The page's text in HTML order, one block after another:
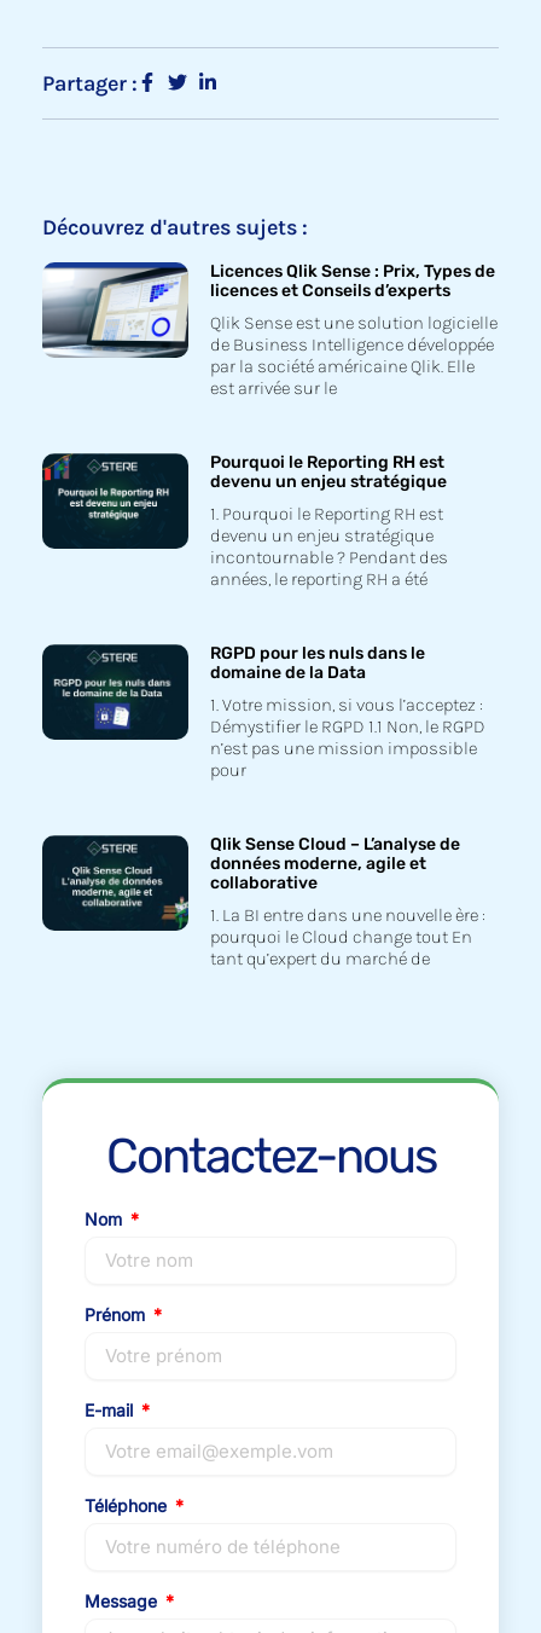
Partager :
Découvrez d'autres sujets :
Licences Qlik Sense : Prix, Types de
licences et Conseils d’experts
Qlik Sense est une solution logicielle
de Business Intelligence développée
par la société américaine Qlik. Elle
est arrivée sur le
Pourquoi le Reporting RH est
devenu un enjeu stratégique
1. Pourquoi le Reporting RH est
devenu un enjeu stratégique
incontournable ? Pendant des
années, le reporting RH a été
RGPD pour les nuls dans le
domaine de la Data
1. Votre mission, si vous l’acceptez :
Démystifier le RGPD 1.1 Non, le RGPD
n’est pas une mission impossible
pour
Qlik Sense Cloud – L’analyse de
données moderne, agile et
collaborative
1. La BI entre dans une nouvelle ère :
pourquoi le Cloud change tout En
tant qu’expert du marché de
Contactez-nous
Nom
Prénom
E-mail
Téléphone
Message